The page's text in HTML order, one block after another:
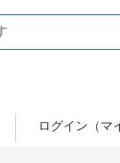
ログイン（マ